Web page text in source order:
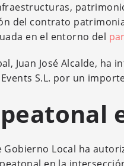
del contrato
en el entorno del
Juan José Alcalde, ha
S.L. por un
Gobierno Local ha